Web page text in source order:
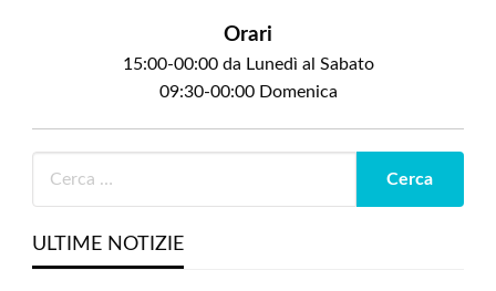
Orari
15:00-00:00 da Lunedì al Sabato
09:30-00:00 Domenica
ULTIME NOTIZIE